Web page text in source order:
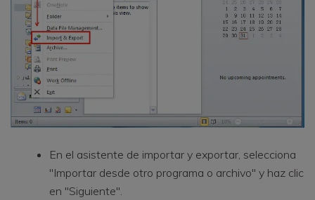
En el asistente de importar y exportar, selecciona
"Importar desde otro programa o archivo" y haz clic
en "Siguiente".